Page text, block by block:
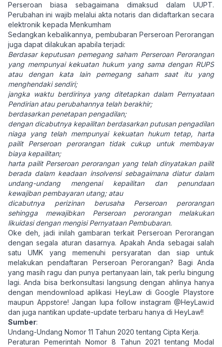
Perseroan biasa sebagaimana dimaksud dalam UUPT.
Perubahan ini wajib melalui akta notaris dan didaftarkan secara
elektronik kepada Menkumham
Sedangkan kebalikannya, pembubaran Perseroan Perorangan
juga dapat dilakukan apabila terjadi:
Berdasar keputusan pemegang saham Perseroan Perorangan
yang mempunyai kekuatan hukum yang sama dengan RUPS
atau dengan kata lain pemegang saham saat itu yang
menghendaki sendiri;
jangka waktu berdirinya yang ditetapkan dalam Pernyataan
Pendirian atau perubahannya telah berakhir;
berdasarkan penetapan pengadilan;
dengan dicabutnya kepailitan berdasarkan putusan pengadilan
niaga yang telah mempunyai kekuatan hukum tetap, harta
pailit Perseroan perorangan tidak cukup untuk membayar
biaya kepailitan;
harta pailit Perseroan perorangan yang telah dinyatakan pailit
berada dalam keadaan insolvensi sebagaimana diatur dalam
undang-undang mengenai kepailitan dan penundaan
kewajiban pembayaran utang; atau
dicabutnya perizinan berusaha Perseroan perorangan
sehingga mewajibkan Perseroan perorangan melakukan
likuidasi dengan mengisi Pernyataan Pembubaran.
Oke deh, jadi inilah gambaran terkait Perseroan Perorangan
dengan segala aturan dasarnya. Apakah Anda sebagai salah
satu UMK yang memenuhi persyaratan dan siap untuk
melakukan pendaftaran Perseroan Perorangan? Bagi Anda
yang masih ragu dan punya pertanyaan lain, tak perlu bingung
lagi. Anda bisa berkonsultasi langsung dengan ahlinya hanya
dengan mendownload aplikasi HeyLaw di Google Playstore
maupun Appstore! Jangan lupa follow instagram @HeyLaw.id
dan juga nantikan update-update terbaru hanya di HeyLaw!!
Sumber:
Undang-Undang Nomor 11 Tahun 2020 tentang Cipta Kerja.
Peraturan Pemerintah Nomor 8 Tahun 2021 tentang Modal